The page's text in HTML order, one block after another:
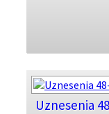
Uznesenia